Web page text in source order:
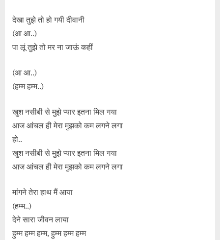
देखा तुझे तो हो गयी दीवानी
(आ आ..)
पा लूं तुझे तो मर ना जाऊं कहीं
(आ आ..)
(हम्म हम्म..)
खुश नसीबी से मुझे प्यार इतना मिल गया
आज आंचल ही मेरा मुझको कम लगने लगा
हो..
खुश नसीबी से मुझे प्यार इतना मिल गया
आज आंचल ही मेरा मुझको कम लगने लगा
मांगने तेरा हाथ मैं आया
(हम्म..)
देने सारा जीवन लाया
हुम्म हम्म हम्म, हुम्म हम्म हम्म